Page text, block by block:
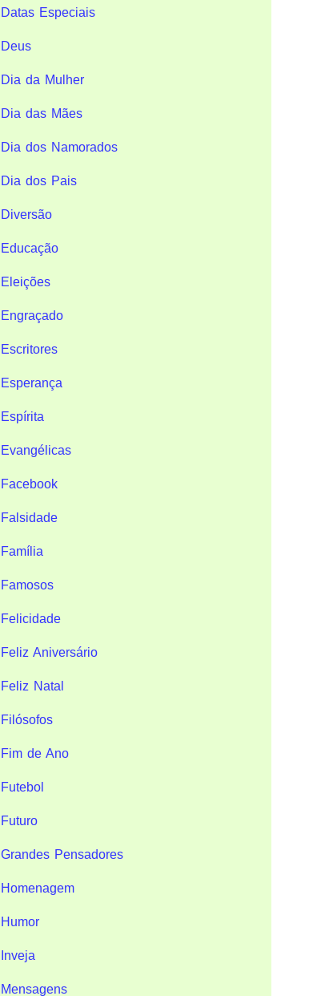
Datas Especiais
Deus
Dia da Mulher
Dia das Mães
Dia dos Namorados
Dia dos Pais
Diversão
Educação
Eleições
Engraçado
Escritores
Esperança
Espírita
Evangélicas
Facebook
Falsidade
Família
Famosos
Felicidade
Feliz Aniversário
Feliz Natal
Filósofos
Fim de Ano
Futebol
Futuro
Grandes Pensadores
Homenagem
Humor
Inveja
Mensagens